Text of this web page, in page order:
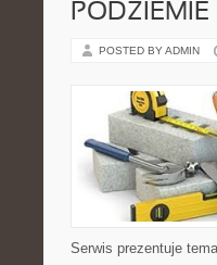
POSTED BY ADMIN
Serwis prezentuje